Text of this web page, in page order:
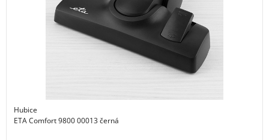
Hubice
ETA Comfort 9800 00013 černá